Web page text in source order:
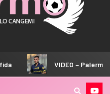
VIDEO – Palermo,